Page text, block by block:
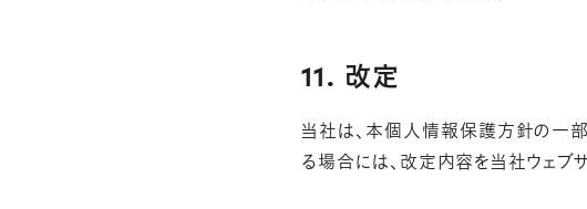
11. 改定
当社は、本個人情報保護方針の一
る場合には、改定内容を当社ウェブ